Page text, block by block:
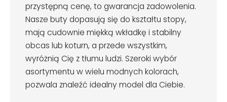
przystępną cenę, to gwarancja zadowolenia.
Nasze buty dopasują się do kształtu stopy,
mają cudownie miękką wkładkę i stabilny
obcas lub koturn, a przede wszystkim,
wyróżnią Cię z tłumu ludzi. Szeroki wybór
asortymentu w wielu modnych kolorach,
pozwala znaleźć idealny model dla Ciebie.